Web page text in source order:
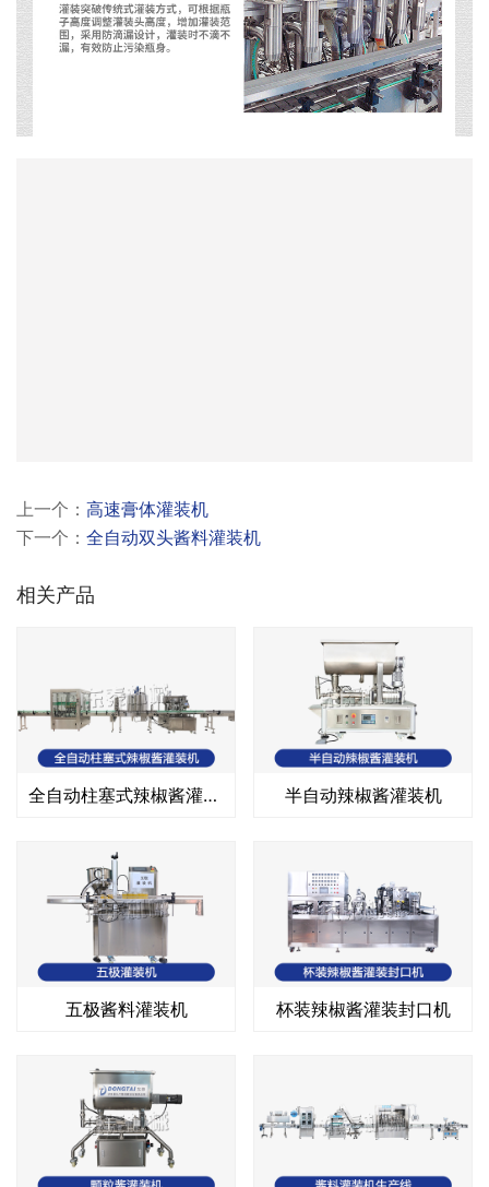
上一个： 高速膏体灌装机
下一个： 全自动双头酱料灌装机
相关产品
全自动柱塞式辣椒酱灌装机 半自动辣椒酱灌装机
五极酱料灌装机 杯装辣椒酱灌装封口机